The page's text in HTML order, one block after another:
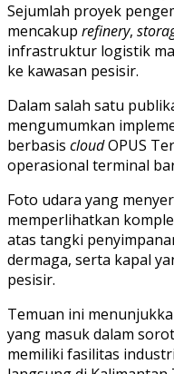
Sejumlah proyek
mencakup refinery,
infrastruktur logistik
ke kawasan pesisir.
Dalam salah satu
mengumumkan
berbasis cloudOPUS
operasional terminal
Foto udara yang
memperlihatkan
atas tangki
dermaga, serta kapal
pesisir.
Temuan ini
yang masuk dalam
memiliki fasilitas